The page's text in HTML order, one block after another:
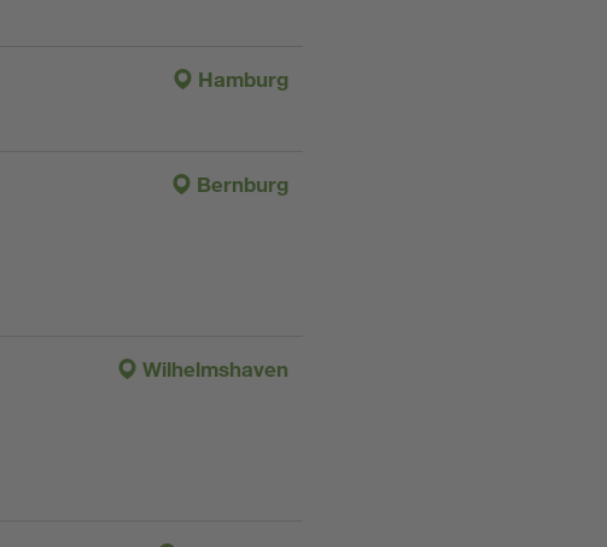
Hamburg
Bernburg
Wilhelmshaven